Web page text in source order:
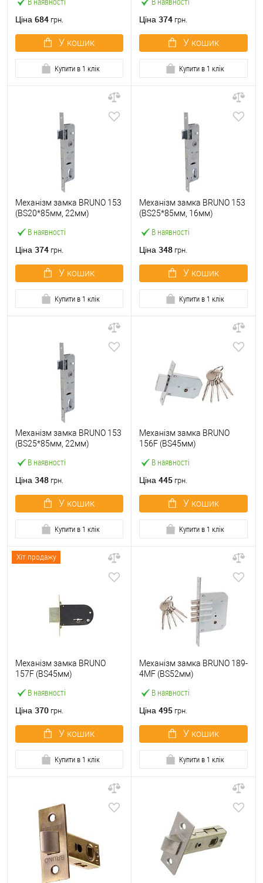
Ціна 684 грн.
У кошик
Купити в 1 клік
Ціна 374 грн.
У кошик
Купити в 1 клік
В наявності
Механізм замка BRUNO 153
(BS20*85мм, 22мм)
Ціна 374 грн.
У кошик
Купити в 1 клік
В наявності
Механізм замка BRUNO 153
(BS25*85мм, 16мм)
Ціна 348 грн.
У кошик
Купити в 1 клік
В наявності
Механізм замка BRUNO 153
(BS25*85мм, 22мм)
Ціна 348 грн.
У кошик
Купити в 1 клік
В наявності
Механізм замка BRUNO
156F (BS45мм)
Ціна 445 грн.
У кошик
Купити в 1 клік
Хіт продажу
В наявності
Механізм замка BRUNO
157F (BS45мм)
Ціна 370 грн.
У кошик
Купити в 1 клік
В наявності
Механізм замка BRUNO 189-
4MF (BS52мм)
Ціна 495 грн.
У кошик
Купити в 1 клік